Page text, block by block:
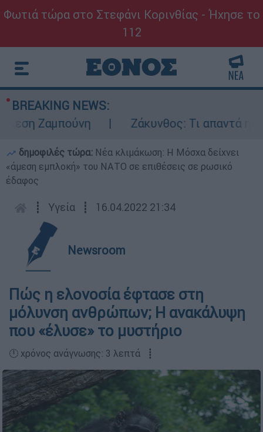
Φωτιά τώρα στο Στεφάνι Κορινθίας - Ήχησε το
112
BREAKING NEWS:
Ζαμπούνη
Ζάκυνθος: Τι απαντά η
δημοφιλές τώρα: Νέα κλιμάκωση: Η Μόσχα δείχνει
«άμεση εμπλοκή» του ΝΑΤΟ σε επιθέσεις σε ρωσικό
έδαφος
┋ Υγεία ┋ 16.04.2022 21:34
Newsroom
Πώς η ελονοσία έφτασε στη
μόλυνση ανθρώπων; Η ανακάλυψη
που «έλυσε» το μυστήριο
🕛 χρόνος ανάγνωσης: 3 λεπτά ┋